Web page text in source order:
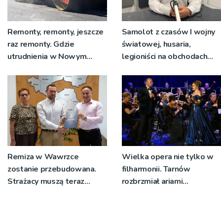
Remonty, remonty, jeszcze
raz remonty. Gdzie
utrudnienia w Nowym
Samolot z czasów I wojny
światowej, husaria,
legioniści na obchodach
Warszawskiej w Woli
Rzędzińskiej
Remiza w Wawrzce
zostanie przebudowana.
Strażacy muszą teraz
Wielka opera nie tylko w
filharmonii. Tarnów
rozbrzmiał ariami